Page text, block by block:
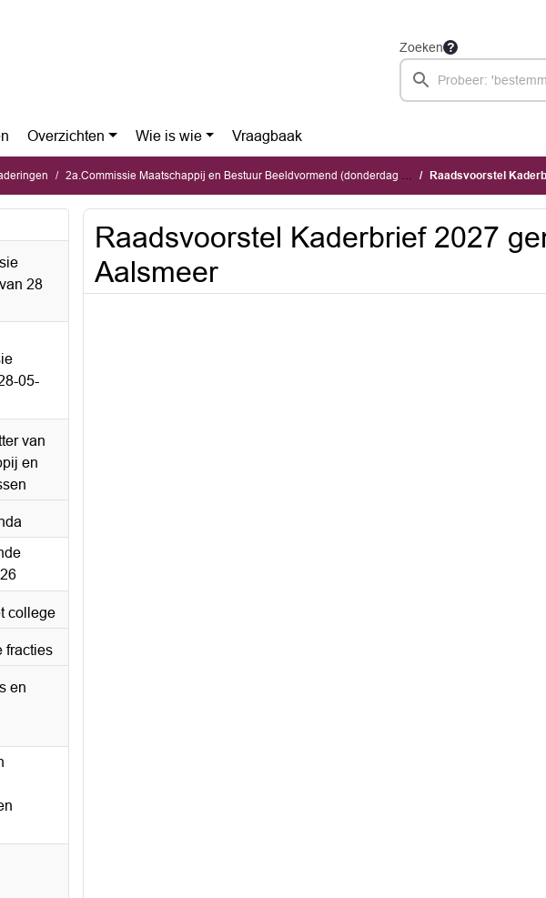
Zoeken
Overzichten Wie is wie Vraagbaak
2a.Commissie Maatschappij en Bestuur Beeldvormend (donderdag 28 mei 2026) Raadsvoorstel
28
05-
van
en
college
fracties
en
Raadsvoorstel Kaderbrief 2027
Aalsmeer